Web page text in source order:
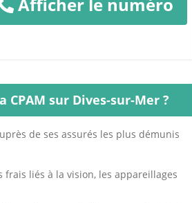
Afficher le numéro
sur Dives-sur-Mer ?
de ses assurés les plus démunis
frais liés à la vision, les appareillages